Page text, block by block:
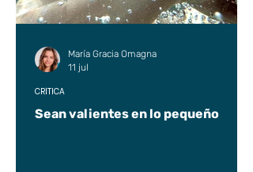
Sean valientes en lo pequeño
CRÍTICA
María Gracia Omagna
11 jul